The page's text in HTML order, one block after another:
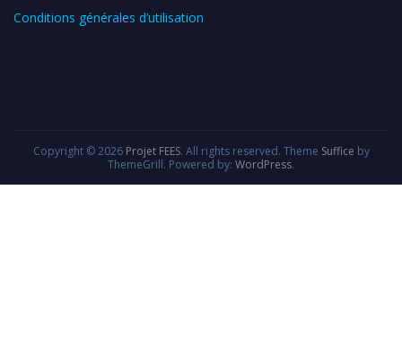
Conditions générales d’utilisation
Copyright © 2026 Projet FEES. All rights reserved. Theme Suffice by
ThemeGrill. Powered by: WordPress.